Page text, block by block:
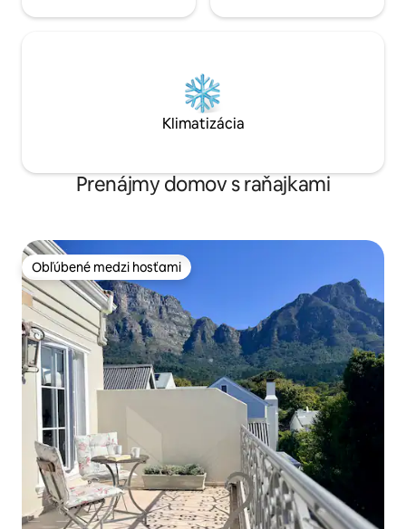
Klimatizácia
Prenájmy domov s raňajkami
Obľúbené medzi hosťami
Obľúbené medzi hosťami